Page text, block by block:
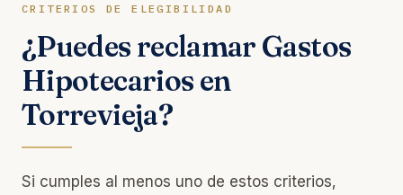
CRITERIOS DE ELEGIBILIDAD
¿Puedes reclamar Gastos
Hipotecarios en
Torrevieja?
Si cumples al menos uno de estos criterios,